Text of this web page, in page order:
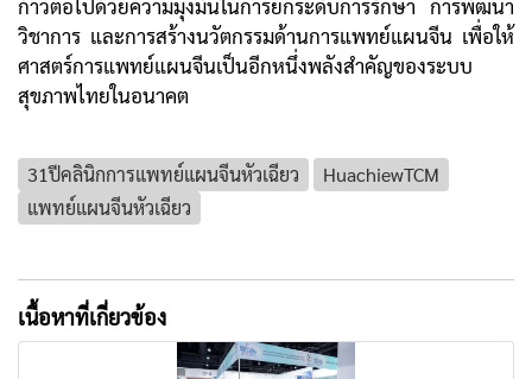
ก้าวต่อไปด้วยความมุ่งมั่นในการยกระดับการรักษา การพัฒนา
วิชาการ และการสร้างนวัตกรรมด้านการแพทย์แผนจีน เพื่อให้
ศาสตร์การแพทย์แผนจีนเป็นอีกหนึ่งพลังสำคัญของระบบ
สุขภาพไทยในอนาคต
31ปีคลินิกการแพทย์แผนจีนหัวเฉียว
HuachiewTCM
แพทย์แผนจีนหัวเฉียว
เนื้อหาที่เกี่ยวข้อง